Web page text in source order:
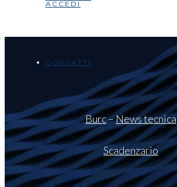
ACCEDI
CONTATTI
Burc–News tecnica
Scadenzario